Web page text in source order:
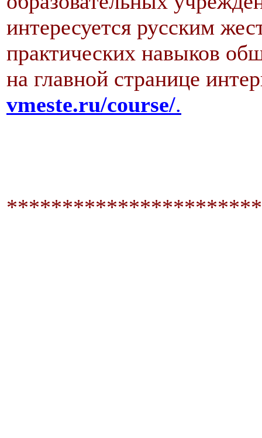
интересуется русским
практических навыков
на главной странице
vmeste.ru/course/.